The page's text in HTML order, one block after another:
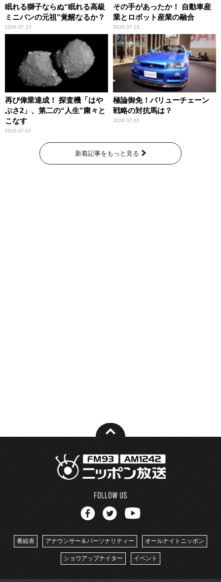
眠れる獅子ならぬ“眠れる高級
ミニバンの元祖”覚醒なるか？
2026.07.17
その手があったか！ 自動車産
業とロボット産業の融合
2026.07.15
再び偉業達成！ 探査機「はや
ぶさ2」、第二の“人生”粛々と
こなす
2026.07.07
極論御免！バリューチェーン
戦略の対抗馬は？
2026.07.02
新着記事をもっと見る
番組表 アナウンサー＆パーソナリティー オールナイトニッポン
ショウアップナイター イベント